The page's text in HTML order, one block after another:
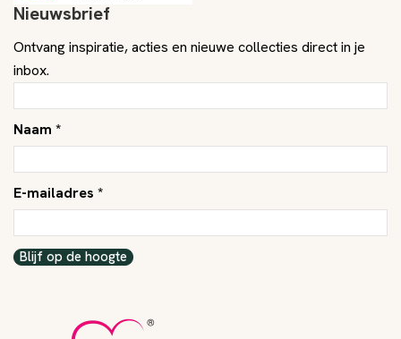
Nieuwsbrief
Ontvang inspiratie, acties en nieuwe collecties direct in je
inbox.
Naam *
E-mailadres *
Blijf op de hoogte